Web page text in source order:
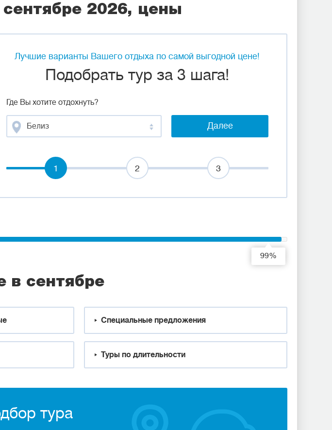
2026, цены
Лучшие варианты Вашего отдыха по самой выгодной цене!
Подобрать тур за 3 шага!
Где Вы хотите отдохнуть?
Белиз Далее
1 2 3
99%
в сентябре
Специальные предложения
Туры по длительности
тура